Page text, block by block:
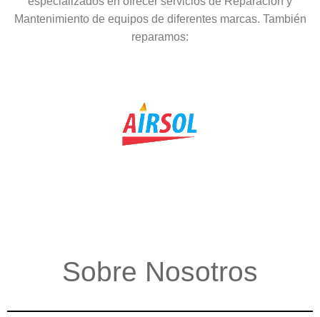
Mantenimiento de equipos de diferentes marcas. También
reparamos:
Sobre Nosotros